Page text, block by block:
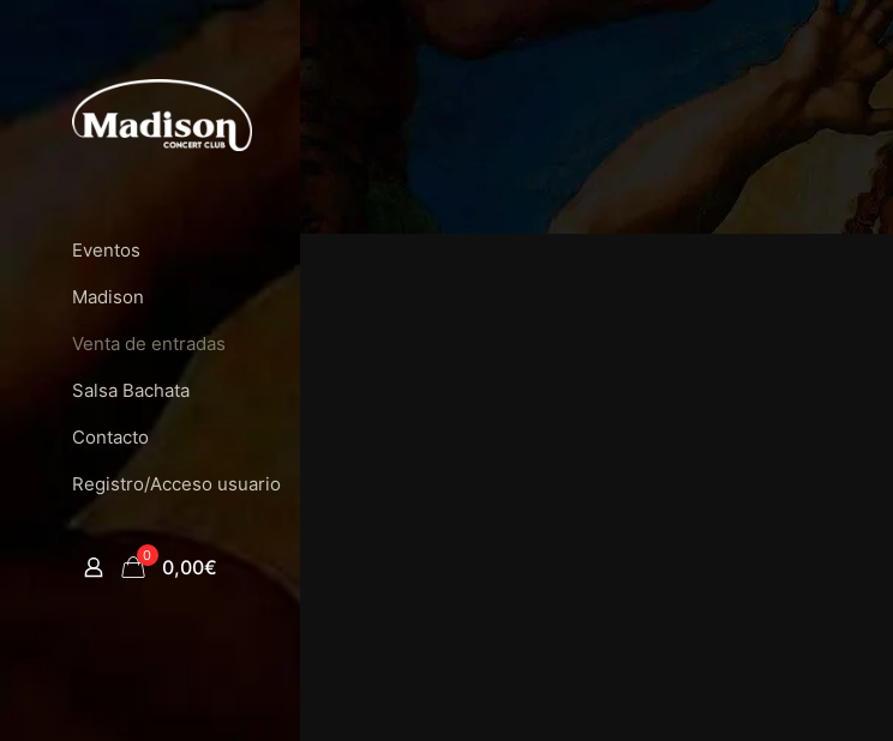
Eventos
Madison
Venta de entradas
Salsa Bachata
Contacto
Registro/Acceso usuario
0 0,00€